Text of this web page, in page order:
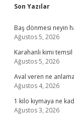
Sidebar
Son Yazılar
Baş dönmesi neyin
Ağustos 5, 2026
Karahanlı kimi
Ağustos 5, 2026
Aval veren ne
Ağustos 4, 2026
1 kilo kıymaya ne
Ağustos 3, 2026